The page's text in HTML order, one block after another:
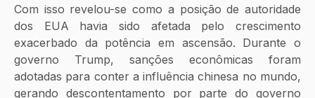
Com isso revelou-se como a posição de autoridade
dos EUA havia sido afetada pelo crescimento
exacerbado da potência em ascensão. Durante o
governo Trump, sanções econômicas foram
adotadas para conter a influência chinesa no mundo,
gerando descontentamento por parte do governo